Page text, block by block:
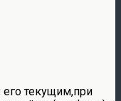
текущим,при